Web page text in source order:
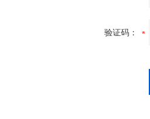
验证码：